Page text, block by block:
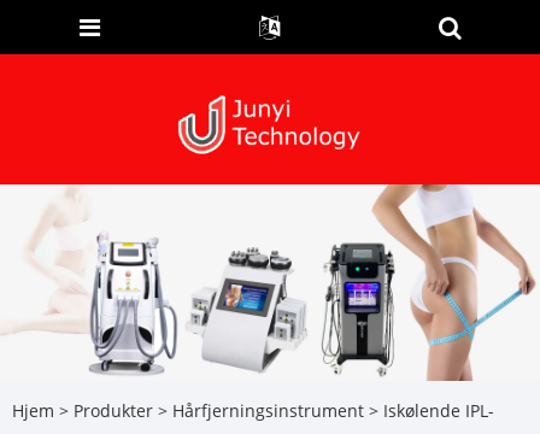
Hjem > Produkter > Hårfjerningsinstrument > Iskølende IPL-